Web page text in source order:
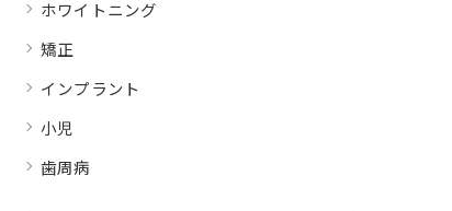
ホワイトニング
矯正
インプラント
小児
歯周病